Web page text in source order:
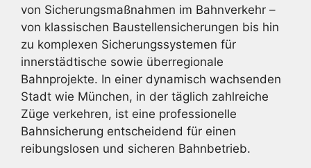
von Sicherungsmaßnahmen im Bahnverkehr –
von klassischen Baustellensicherungen bis hin
zu komplexen Sicherungssystemen für
innerstädtische sowie überregionale
Bahnprojekte. In einer dynamisch wachsenden
Stadt wie München, in der täglich zahlreiche
Züge verkehren, ist eine professionelle
Bahnsicherung entscheidend für einen
reibungslosen und sicheren Bahnbetrieb.